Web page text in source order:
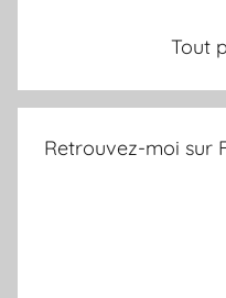
Tout
Retrouvez-moi sur